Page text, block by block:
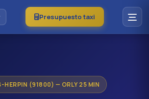
Presupuesto taxi
HERPIN (91800) — ORLY 25 MIN